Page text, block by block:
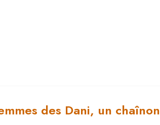
des Dani, un chaînon